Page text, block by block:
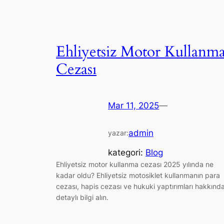
Ehliyetsiz Motor
Cezası
Mar 11, 2025—
yazar:admin
kategori: Blog
Ehliyetsiz motor kullanma cezası 2025 yılında ne
kadar oldu? Ehliyetsiz motosiklet kullanmanın para
cezası, hapis cezası ve hukuki yaptırımları
detaylı bilgi alın.